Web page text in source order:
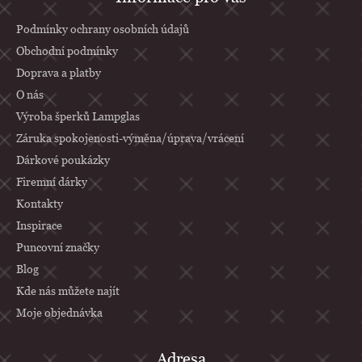
á
a
í
Podmínky ochrany osobních údajů
Obchodní podmínky
Doprava a platby
O nás
Výroba šperků Lampglas
Záruka spokojenosti-výměna/úprava/vrácení
Dárkové poukázky
Firemní dárky
Kontakty
Inspirace
Puncovní značky
Blog
Kde nás můžete najít
Moje objednávka